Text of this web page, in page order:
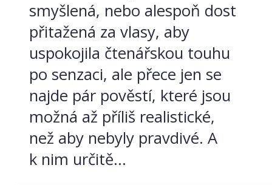
smyšlená, nebo alespoň dost
přitažená za vlasy, aby
uspokojila čtenářskou touhu
po senzaci, ale přece jen se
najde pár pověstí, které jsou
možná až příliš realistické,
než aby nebyly pravdivé. A
k nim určitě...